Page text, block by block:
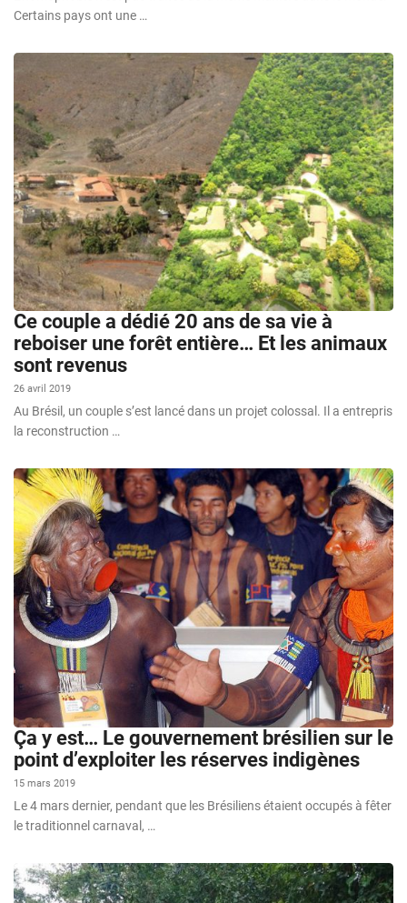
Certains pays ont une …
Ce couple a dédié 20 ans de sa vie à
reboiser une forêt entière… Et les animaux
sont revenus
26 avril 2019
Au Brésil, un couple s’est lancé dans un projet colossal. Il a entrepris
la reconstruction …
Ça y est… Le gouvernement brésilien sur le
point d’exploiter les réserves indigènes
15 mars 2019
Le 4 mars dernier, pendant que les Brésiliens étaient occupés à fêter
le traditionnel carnaval, …